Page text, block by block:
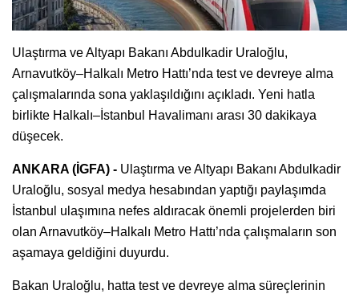
Ulaştırma ve Altyapı Bakanı Abdulkadir Uraloğlu,
Arnavutköy–Halkalı Metro Hattı’nda test ve devreye alma
çalışmalarında sona yaklaşıldığını açıkladı. Yeni hatla
birlikte Halkalı–İstanbul Havalimanı arası 30 dakikaya
düşecek.
ANKARA (İGFA) - Ulaştırma ve Altyapı Bakanı Abdulkadir
Uraloğlu, sosyal medya hesabından yaptığı paylaşımda
İstanbul ulaşımına nefes aldıracak önemli projelerden biri
olan Arnavutköy–Halkalı Metro Hattı’nda çalışmaların son
aşamaya geldiğini duyurdu.
Bakan Uraloğlu, hatta test ve devreye alma süreçlerinin